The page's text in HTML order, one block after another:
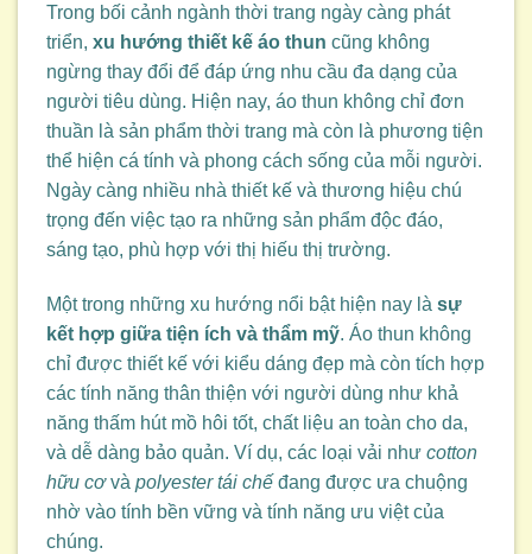
Trong bối cảnh ngành thời trang ngày càng phát
triển, xu hướng thiết kế áo thun cũng không
ngừng thay đổi để đáp ứng nhu cầu đa dạng của
người tiêu dùng. Hiện nay, áo thun không chỉ đơn
thuần là sản phẩm thời trang mà còn là phương tiện
thể hiện cá tính và phong cách sống của mỗi người.
Ngày càng nhiều nhà thiết kế và thương hiệu chú
trọng đến việc tạo ra những sản phẩm độc đáo,
sáng tạo, phù hợp với thị hiếu thị trường.
Một trong những xu hướng nổi bật hiện nay là sự
kết hợp giữa tiện ích và thẩm mỹ. Áo thun không
chỉ được thiết kế với kiểu dáng đẹp mà còn tích hợp
các tính năng thân thiện với người dùng như khả
năng thấm hút mồ hôi tốt, chất liệu an toàn cho da,
và dễ dàng bảo quản. Ví dụ, các loại vải như cotton
hữu cơvà polyester tái chế đang được ưa chuộng
nhờ vào tính bền vững và tính năng ưu việt của
chúng.